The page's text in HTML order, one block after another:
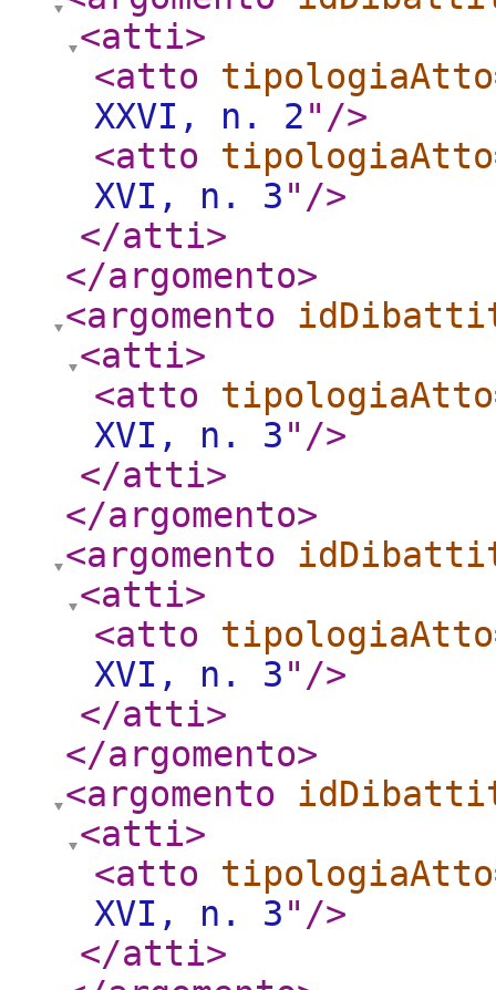
<atti>
<atto
tipologiaAtto
XXVI, n. 2" />
<atto
tipologiaAtto
XVI, n. 3" />
</atti>
</argomento>
<argomento
<atti>
<atto
tipologiaAtto
XVI, n. 3" />
</atti>
</argomento>
<argomento
<atti>
<atto
tipologiaAtto
XVI, n. 3" />
</atti>
</argomento>
<argomento
<atti>
<atto
tipologiaAtto
XVI, n. 3" />
</atti>